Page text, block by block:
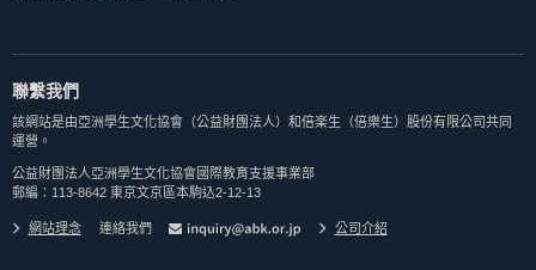
聯繫我們
該網站是由亞洲學生文化協會（公益財團法人）和倍楽生（倍樂生）股份有限公司共同
運營。
公益財團法人亞洲學生文化協會國際教育支援事業部
郵編：113-8642 東京文京區本駒込2-12-13
網站理念 連絡我們 公司介紹